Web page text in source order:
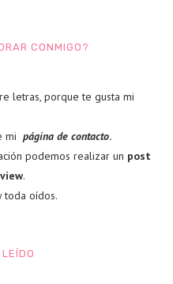
CONMIGO?
letras, porque te gusta mi
mi página de contacto.
podemos realizar un post
.
toda oídos.